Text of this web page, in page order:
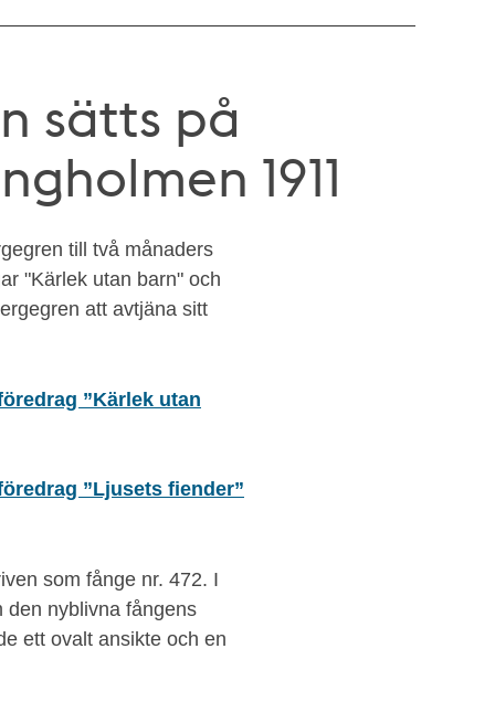
sätts på
1911
till två månaders
"Kärlek utan barn" och
att avtjäna sitt
”Kärlek utan
”Ljusets fiender”
som fånge nr. 472. I
den nyblivna fångens
ett ovalt ansikte och en